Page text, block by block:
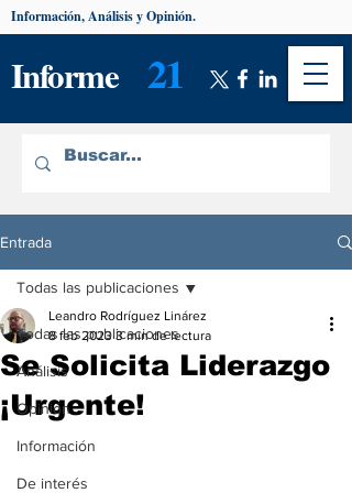
Informe 21
Información, Análisis y Opinión.
Entrada
Todas las publicaciones
Análisis
Opinión
Información
De interés
Todas las publicaciones
Se Solicita Liderazgo
¡Urgente!
Leandro Rodríguez Linárez
8 feb 2023 3 min de lectura